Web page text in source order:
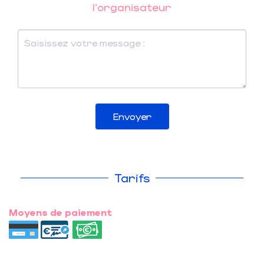
l'organisateur
Envoyer
Tarifs
Moyens de paiement